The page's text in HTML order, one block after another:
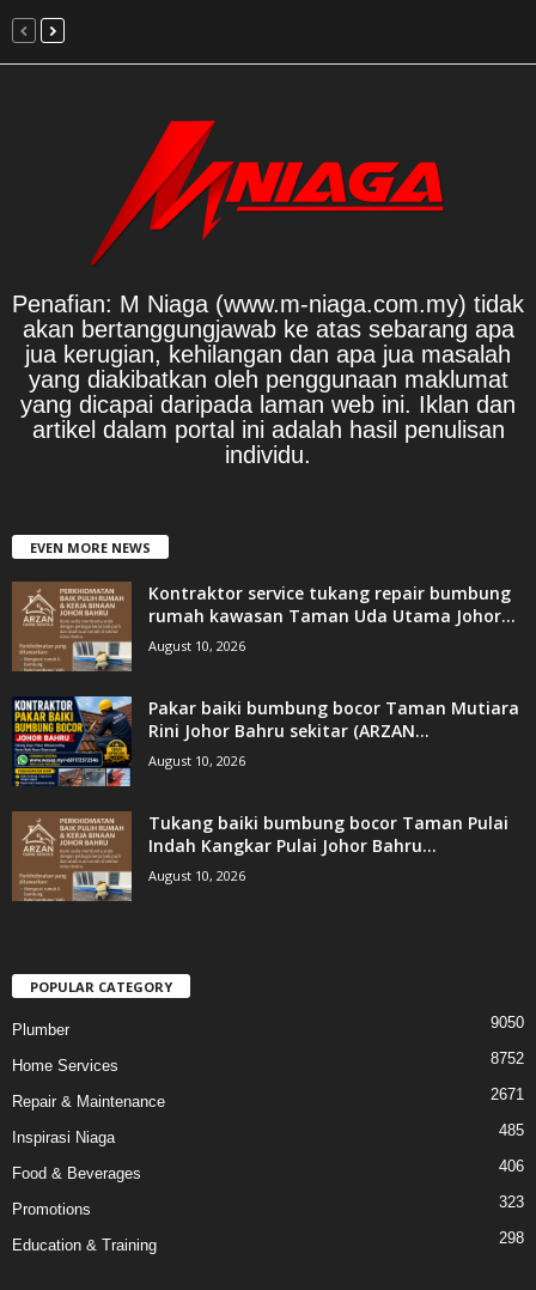
Penafian: M Niaga (www.m-niaga.com.my) tidak
akan bertanggungjawab ke atas sebarang apa
jua kerugian, kehilangan dan apa jua masalah
yang diakibatkan oleh penggunaan maklumat
yang dicapai daripada laman web ini. Iklan dan
artikel dalam portal ini adalah hasil penulisan
individu.
EVEN MORE NEWS
Kontraktor service tukang repair bumbung
rumah kawasan Taman Uda Utama Johor...
August 10, 2026
Pakar baiki bumbung bocor Taman Mutiara
Rini Johor Bahru sekitar (ARZAN...
August 10, 2026
Tukang baiki bumbung bocor Taman Pulai
Indah Kangkar Pulai Johor Bahru...
August 10, 2026
POPULAR CATEGORY
Plumber 9050
Home Services 8752
Repair & Maintenance 2671
Inspirasi Niaga 485
Food & Beverages 406
Promotions 323
Education & Training 298